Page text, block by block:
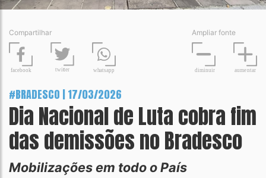
Compartilhar
facebook twitter whatsapp
Ampliar fonte
diminuir aumentar
#BRADESCO | 17/03/2026
Dia Nacional de Luta cobra fim
das demissões no Bradesco
Mobilizações em todo o País